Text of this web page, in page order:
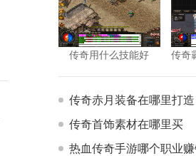
传奇用什么技能好
传奇赤月装备在哪里打造
传奇首饰素材在哪里买